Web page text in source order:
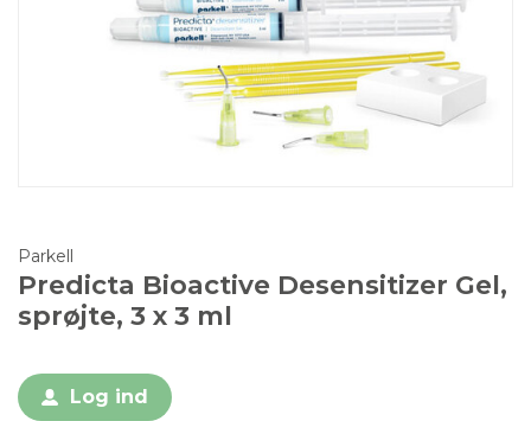
Parkell
Predicta Bioactive Desensitizer Gel,
sprøjte, 3 x 3 ml
Log ind